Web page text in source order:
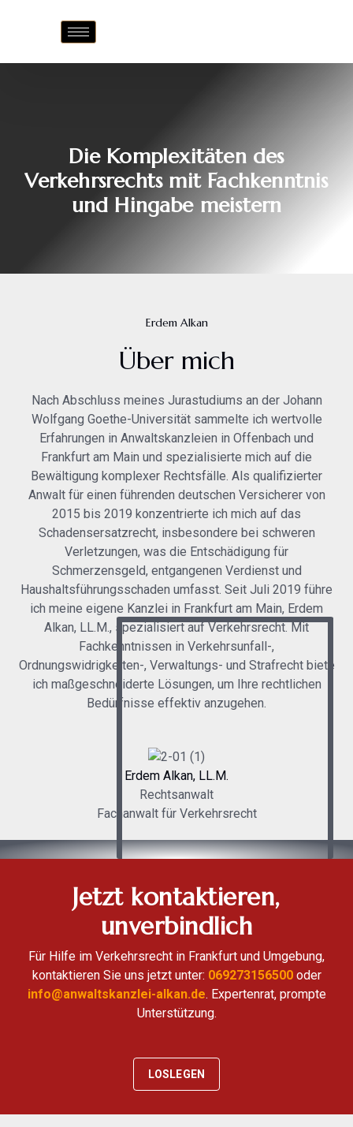
Die Komplexitäten des
Verkehrsrechts mit Fachkenntnis
und Hingabe meistern
Erdem Alkan
Über mich
Nach Abschluss meines Jurastudiums an der Johann
Wolfgang Goethe-Universität sammelte ich wertvolle
Erfahrungen in Anwaltskanzleien in Offenbach und
Frankfurt am Main und spezialisierte mich auf die
Bewältigung komplexer Rechtsfälle. Als qualifizierter
Anwalt für einen führenden deutschen Versicherer von
2015 bis 2019 konzentrierte ich mich auf das
Schadensersatzrecht, insbesondere bei schweren
Verletzungen, was die Entschädigung für
Schmerzensgeld, entgangenen Verdienst und
Haushaltsführungsschaden umfasst. Seit Juli 2019 führe
ich meine eigene Kanzlei in Frankfurt am Main, Erdem
Alkan, LL.M., spezialisiert auf Verkehrsrecht. Mit
Fachkenntnissen in Verkehrsunfall-,
Ordnungswidrigkeiten-, Verwaltungs- und Strafrecht biete
ich maßgeschneiderte Lösungen, um Ihre rechtlichen
Bedürfnisse effektiv anzugehen.
Erdem Alkan, LL.M.
Rechtsanwalt
Fachanwalt für Verkehrsrecht
Jetzt kontaktieren,
unverbindlich
Für Hilfe im Verkehrsrecht in Frankfurt und Umgebung,
kontaktieren Sie uns jetzt unter: 069273156500 oder
info@anwaltskanzlei-alkan.de. Expertenrat, prompte
Unterstützung.
LOSLEGEN